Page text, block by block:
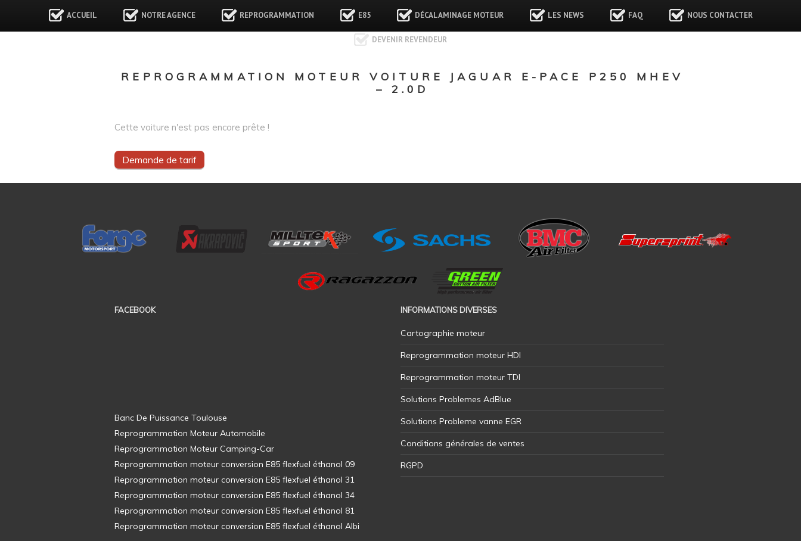
ACCUEIL NOTRE AGENCE REPROGRAMMATION E85 DÉCALAMINAGE MOTEUR LES NEWS FAQ NOUS CONTACTER
DEVENIR REVENDEUR
REPROGRAMMATION MOTEUR VOITURE JAGUAR E-PACE P250 MHEV
– 2.0D
Cette voiture n'est pas encore prête !
Demande de tarif
FACEBOOK INFORMATIONS DIVERSES
Cartographie moteur
Reprogrammation moteur HDI
Reprogrammation moteur TDI
Solutions Problemes AdBlue
Solutions Probleme vanne EGR
Conditions générales de ventes
RGPD
Banc De Puissance Toulouse
Reprogrammation Moteur Automobile
Reprogrammation Moteur Camping-Car
Reprogrammation moteur conversion E85 flexfuel éthanol 09
Reprogrammation moteur conversion E85 flexfuel éthanol 31
Reprogrammation moteur conversion E85 flexfuel éthanol 34
Reprogrammation moteur conversion E85 flexfuel éthanol 81
Reprogrammation moteur conversion E85 flexfuel éthanol Albi